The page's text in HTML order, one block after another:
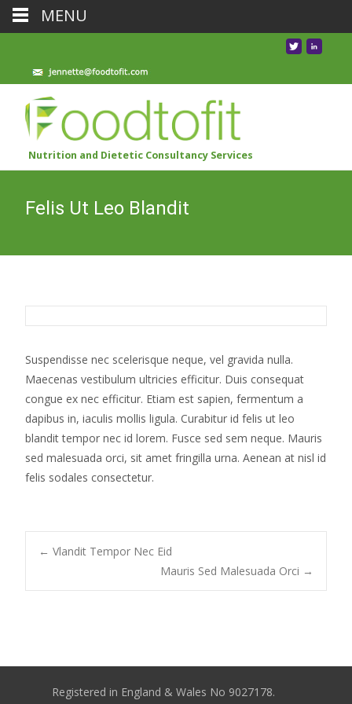
Nutrition and Dietetic Consultancy Services
Felis Ut Leo Blandit
Suspendisse nec scelerisque neque, vel gravida nulla.
Maecenas vestibulum ultricies efficitur. Duis consequat
congue ex nec efficitur. Etiam est sapien, fermentum a
dapibus in, iaculis mollis ligula. Curabitur id felis ut leo
blandit tempor nec id lorem. Fusce sed sem neque. Mauris
sed malesuada orci, sit amet fringilla urna. Aenean at nisl id
felis sodales consectetur.
Post
← Vlandit Tempor Nec Eid
Mauris Sed Malesuada Orci →
Registered in England & Wales No 9027178.
MENU